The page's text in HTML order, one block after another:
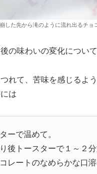
した先から滝のように流れ出るチョ
の味わいの変化について
れて、苦味を感じるよ
は
ーで温めて。
後トースターで１～２
レートのなめらかな口